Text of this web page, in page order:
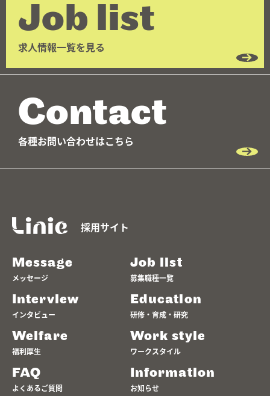
Contact
各種お問い合わせはこちら
Job list
求人情報一覧を見る
採用サイト
Message
メッセージ
Job list
募集職種一覧
Interview
インタビュー
Education
研修・育成・研究
Welfare
福利厚生
Work style
ワークスタイル
FAQ
よくあるご質問
Information
お知らせ